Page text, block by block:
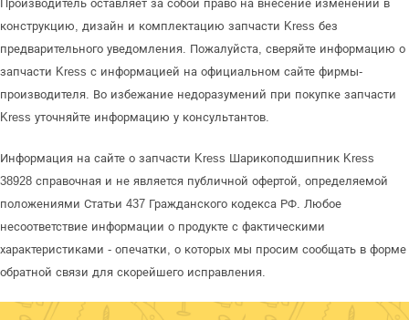
Производитель оставляет за собой право на внесение изменений в
конструкцию, дизайн и комплектацию запчасти Kress без
предварительного уведомления. Пожалуйста, сверяйте информацию о
запчасти Kress с информацией на официальном сайте фирмы-
производителя. Во избежание недоразумений при покупке запчасти
Kress уточняйте информацию у консультантов.
Информация на сайте о запчасти Kress Шарикоподшипник Kress
38928 справочная и не является публичной офертой, определяемой
положениями Статьи 437 Гражданского кодекса РФ. Любое
несоответствие информации о продукте с фактическими
характеристиками - опечатки, о которых мы просим сообщать в форме
обратной связи для скорейшего исправления.